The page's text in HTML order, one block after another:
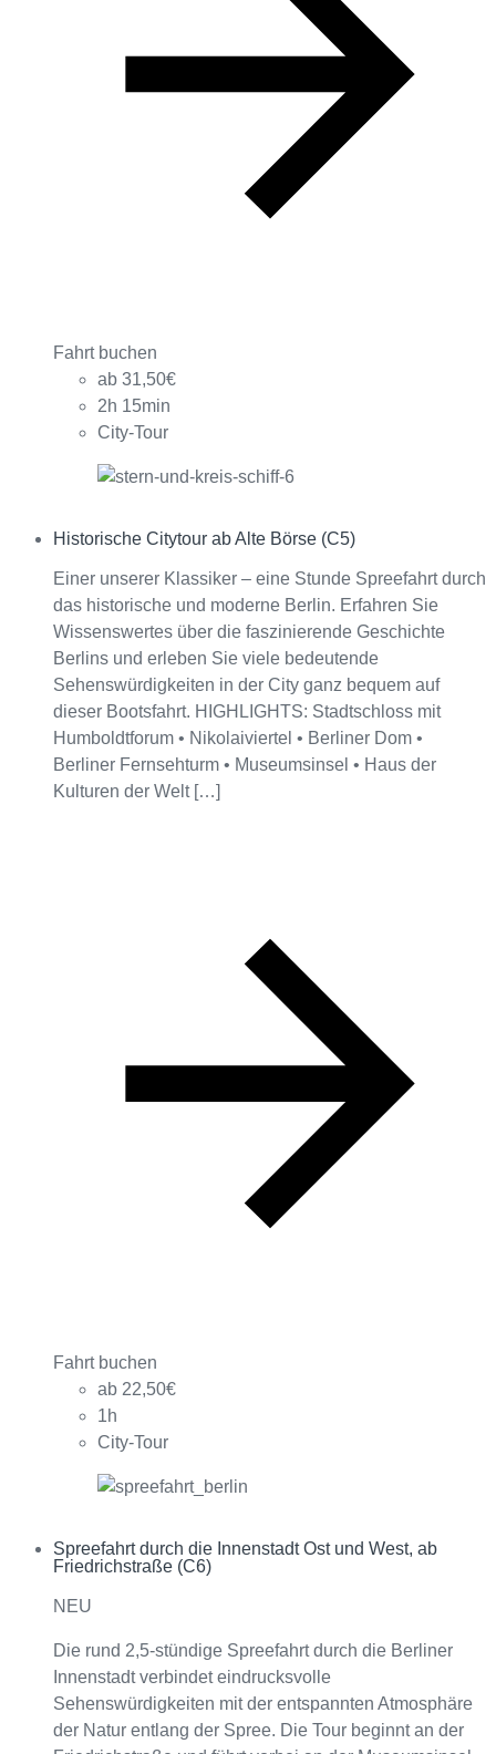
Fahrt buchen
ab 31,50€
2h 15min
City-Tour
Interagieren
Historische Citytour ab Alte Börse (C5)
Einer unserer Klassiker – eine Stunde Spreefahrt durch
das historische und moderne Berlin. Erfahren Sie
Wissenswertes über die faszinierende Geschichte
Berlins und erleben Sie viele bedeutende
Sehenswürdigkeiten in der City ganz bequem auf
dieser Bootsfahrt. HIGHLIGHTS: Stadtschloss mit
Humboldtforum • Nikolaiviertel • Berliner Dom •
Berliner Fernsehturm • Museumsinsel • Haus der
Kulturen der Welt […]
Fahrt buchen
ab 22,50€
1h
City-Tour
Interagieren
Spreefahrt durch die Innenstadt Ost und West, ab
Friedrichstraße (C6)
NEU
Die rund 2,5-stündige Spreefahrt durch die Berliner
Innenstadt verbindet eindrucksvolle
Sehenswürdigkeiten mit der entspannten Atmosphäre
der Natur entlang der Spree. Die Tour beginnt an der